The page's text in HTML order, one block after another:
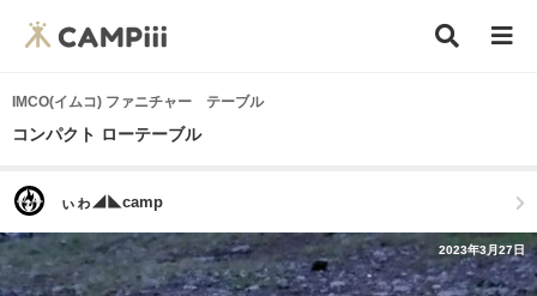
IMCO(イムコ) ファニチャー テーブル
コンパクト ローテーブル
ぃゎ◢◣camp
2023年3月27日